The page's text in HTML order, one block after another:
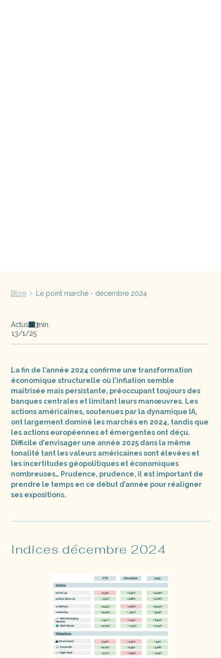
Blog Le point marché - décembre 2024
Actus 3min.
13/1/25
La fin de l’année 2024 confirme une transformation
économique structurelle où l’inflation semble
maîtrisée mais persistante, préoccupant toujours des
banques centrales et limitant leurs manœuvres. Les
actions américaines, soutenues par la dynamique IA,
ont largement dominé les marchés en 2024, tandis que
les actions européennes et émergentes ont déçu.
Difficile d’envisager une année 2025 dans la même
tonalité tant les valeurs américaines sont élevées et
les incertitudes géopolitiques et économiques
nombreuses… Prudence, prudence, il est important de
prendre le temps en ce début d’année pour réaligner
ses expositions.
Indices décembre 2024